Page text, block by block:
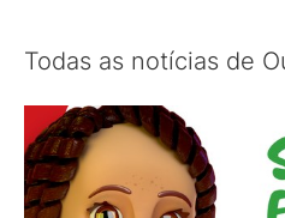
Todas as notícias de